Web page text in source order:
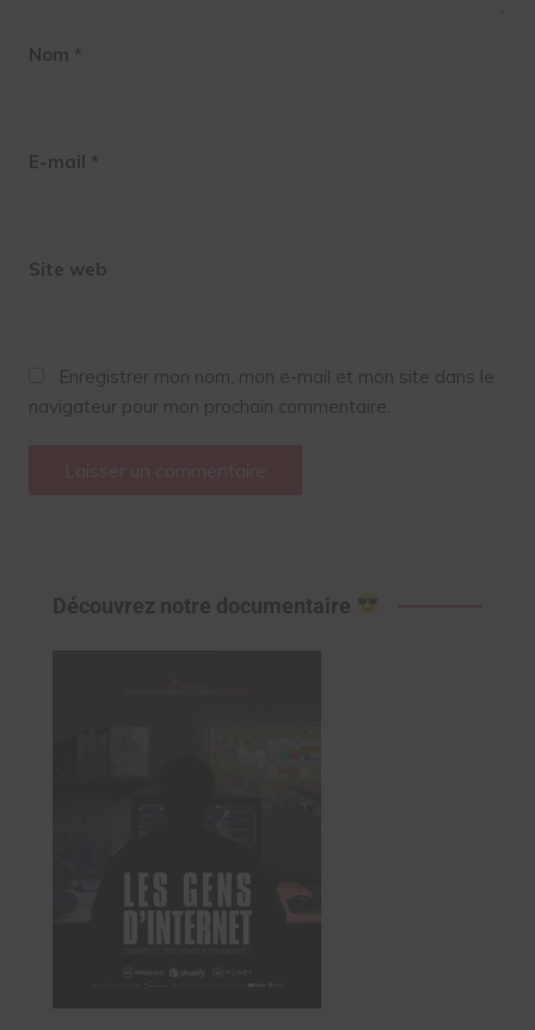
Nom *
E-mail *
Site web
Enregistrer mon nom, mon e-mail et mon site dans le
navigateur pour mon prochain commentaire.
Découvrez notre documentaire